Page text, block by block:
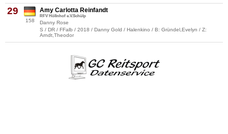
29
158
Amy Carlotta Reinfandt
RFV Höllnhof e.V.Schülp
Danny Rose
S / DR / FFalb / 2018 / Danny Gold / Halenkino / B: Gründel,Evelyn / Z:
Arndt,Theodor